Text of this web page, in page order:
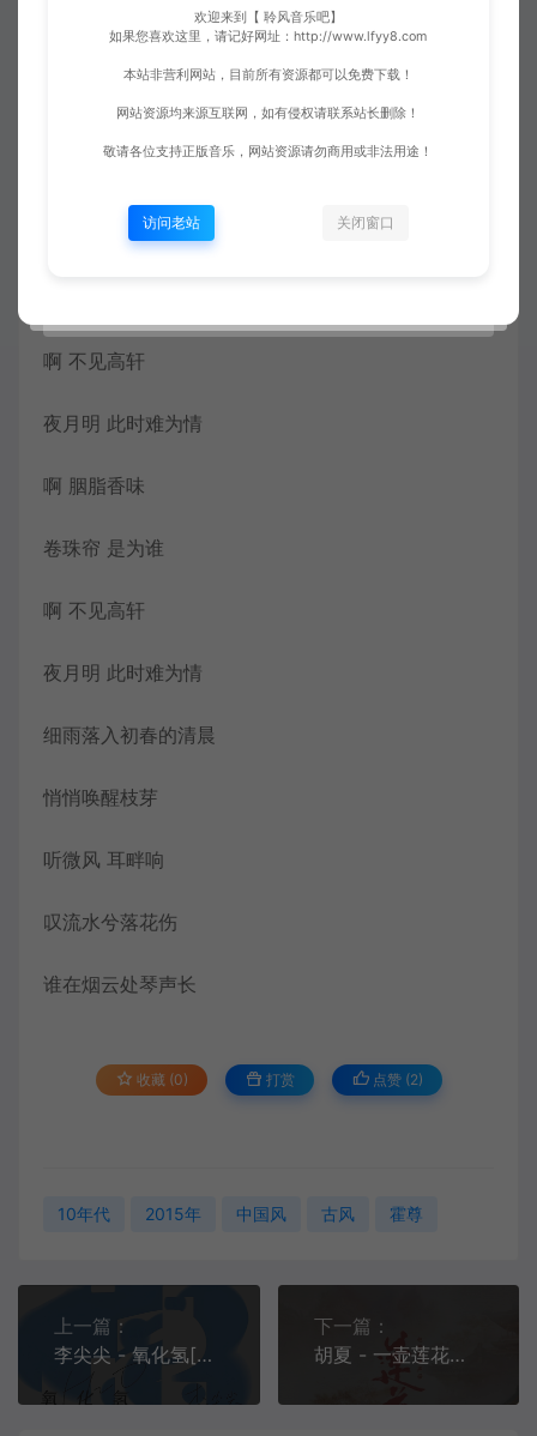
她眷恋 梨花泪
静画红妆等谁归
啊 胭脂香味
啊 不见高轩
夜月明 此时难为情
啊 胭脂香味
卷珠帘 是为谁
啊 不见高轩
夜月明 此时难为情
细雨落入初春的清晨
悄悄唤醒枝芽
听微风 耳畔响
叹流水兮落花伤
谁在烟云处琴声长
收藏 (0) 打赏 点赞 (2)
10年代 2015年 中国风 古风 霍尊
上一篇：
李尖尖 - 氧化氢[MP3-320K/FLAC/HIRES][5.27M/14.3M/26.2M]
下一篇：
胡夏 - 一壶莲花醉[MP3-320K/FLAC][9.31M/24.3M]
欢迎来到【 聆风音乐吧】
如果您喜欢这里，请记好网址：http://www.lfyy8.com
本站非营利网站，目前所有资源都可以免费下载！
网站资源均来源互联网，如有侵权请联系站长删除！
敬请各位支持正版音乐，网站资源请勿商用或非法用途！
访问老站 关闭窗口